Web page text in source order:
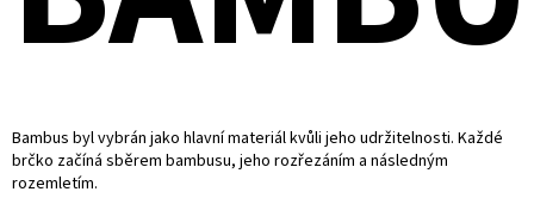
Bambus byl vybrán jako hlavní materiál kvůli jeho udržitelnosti. Každé
brčko začíná sběrem bambusu, jeho rozřezáním a následným
rozemletím.